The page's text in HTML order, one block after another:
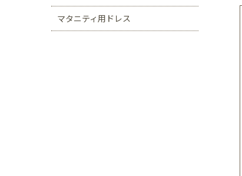
マタニティ用ドレス